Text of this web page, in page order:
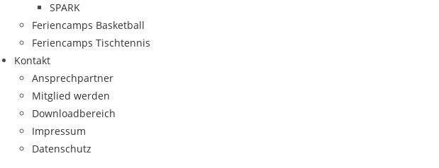
SPARK
Feri­en­camps Basketball
Feri­en­camps Tischtennis
Kon­takt
Ansprech­part­ner
Mit­glied werden
Down­load­be­reich
Impres­sum
Daten­schutz